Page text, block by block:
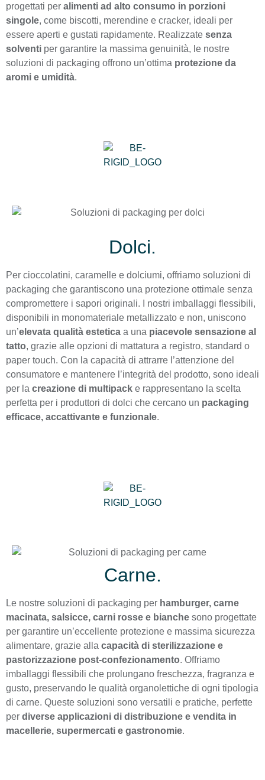
progettati per alimenti ad alto consumo in porzioni
singole, come biscotti, merendine e cracker, ideali per
essere aperti e gustati rapidamente. Realizzate senza
solventi per garantire la massima genuinità, le nostre
soluzioni di packaging offrono un’ottima protezione da
aromi e umidità.
Dolci.
Per cioccolatini, caramelle e dolciumi, offriamo soluzioni di
packaging che garantiscono una protezione ottimale senza
compromettere i sapori originali. I nostri imballaggi flessibili,
disponibili in monomateriale metallizzato e non, uniscono
un’elevata qualità estetica a una piacevole sensazione al
tatto, grazie alle opzioni di mattatura a registro, standard o
paper touch. Con la capacità di attrarre l’attenzione del
consumatore e mantenere l’integrità del prodotto, sono ideali
per la creazione di multipack e rappresentano la scelta
perfetta per i produttori di dolci che cercano un packaging
efficace, accattivante e funzionale.
Carne.
Le nostre soluzioni di packaging per hamburger, carne
macinata, salsicce, carni rosse e bianche sono progettate
per garantire un’eccellente protezione e massima sicurezza
alimentare, grazie alla capacità di sterilizzazione e
pastorizzazione post-confezionamento. Offriamo
imballaggi flessibili che prolungano freschezza, fragranza e
gusto, preservando le qualità organolettiche di ogni tipologia
di carne. Queste soluzioni sono versatili e pratiche, perfette
per diverse applicazioni di distribuzione e vendita in
macellerie, supermercati e gastronomie.